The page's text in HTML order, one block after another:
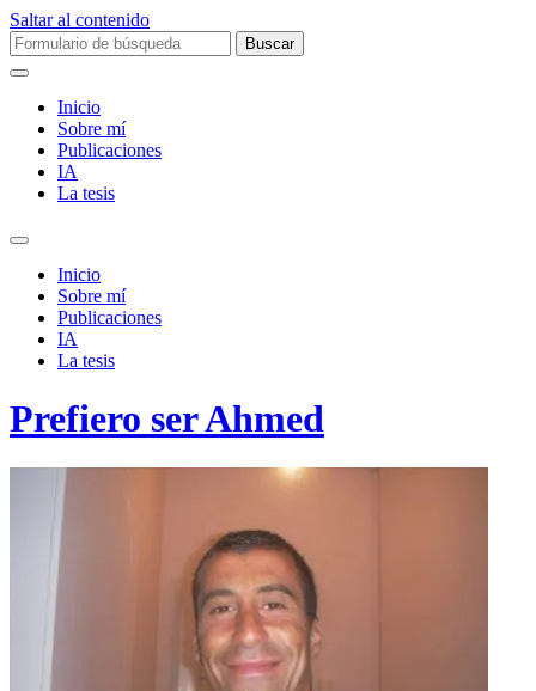
Saltar al contenido
Buscar:
Inicio
Sobre mí­
Publicaciones
IA
La tesis
Alternar
campo
búsqueda
Inicio
Sobre mí­
Publicaciones
IA
La tesis
Prefiero ser Ahmed